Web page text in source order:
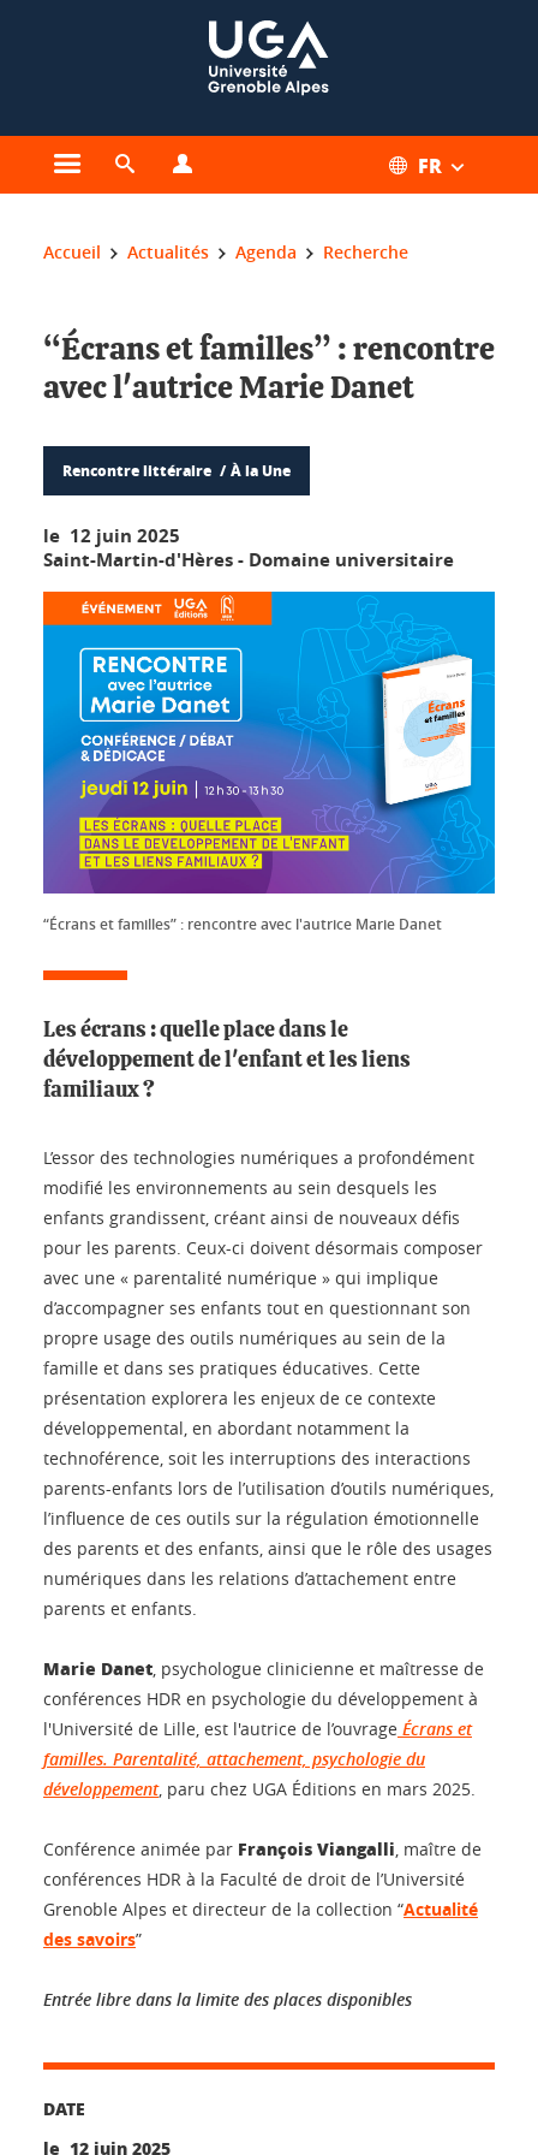
Ouvrir le menu principal
Ouvrir le moteur de recherche FR
Vous êtes ici :
Accueil Actualités Agenda Recherche
“Écrans et familles” : rencontre
avec l'autrice Marie Danet
Rencontre littéraire À la Une
le 12 juin 2025
Saint-Martin-d'Hères - Domaine universitaire
“Écrans et familles” : rencontre avec l'autrice Marie Danet
Les écrans : quelle place dans le
développement de l'enfant et les liens
familiaux ?
L’essor des technologies numériques a profondément
modifié les environnements au sein desquels les
enfants grandissent, créant ainsi de nouveaux défis
pour les parents. Ceux-ci doivent désormais composer
avec une « parentalité numérique » qui implique
d’accompagner ses enfants tout en questionnant son
propre usage des outils numériques au sein de la
famille et dans ses pratiques éducatives. Cette
présentation explorera les enjeux de ce contexte
développemental, en abordant notamment la
technoférence, soit les interruptions des interactions
parents-enfants lors de l’utilisation d’outils numériques,
l’influence de ces outils sur la régulation émotionnelle
des parents et des enfants, ainsi que le rôle des usages
numériques dans les relations d’attachement entre
parents et enfants.
Marie Danet , psychologue clinicienne et maîtresse de
conférences HDR en psychologie du développement à
l'Université de Lille, est l'autrice de l’ouvrage Écrans et
familles. Parentalité, attachement, psychologie du
développement, paru chez UGA Éditions en mars 2025.
Conférence animée par François Viangalli , maître de
conférences HDR à la Faculté de droit de l’Université
Grenoble Alpes et directeur de la collection “Actualité
des savoirs”
Entrée libre dans la limite des places disponibles
DATE
le 12 juin 2025